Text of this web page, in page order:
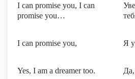
I can promise you, I can
promise you…
I can promise you, Я
Yes, I am a dreamer too.